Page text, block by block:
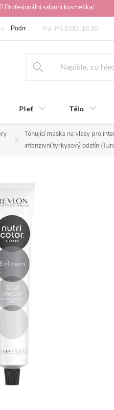
Profesionální salonní kosmetika/
Podmínky ochrany osobních údajů
Pleť Tělo
Tónující maska na vlasy pro
intenzivní tyrkysový odstín